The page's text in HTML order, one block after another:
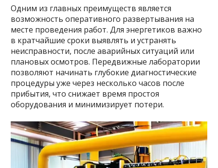
Одним из главных преимуществ является
возможность оперативного развертывания на
месте проведения работ. Для энергетиков важно
в кратчайшие сроки выявлять и устранять
неисправности, после аварийных ситуаций или
плановых осмотров. Передвижные лаборатории
позволяют начинать глубокие диагностические
процедуры уже через несколько часов после
прибытия, что снижает время простоя
оборудования и минимизирует потери.